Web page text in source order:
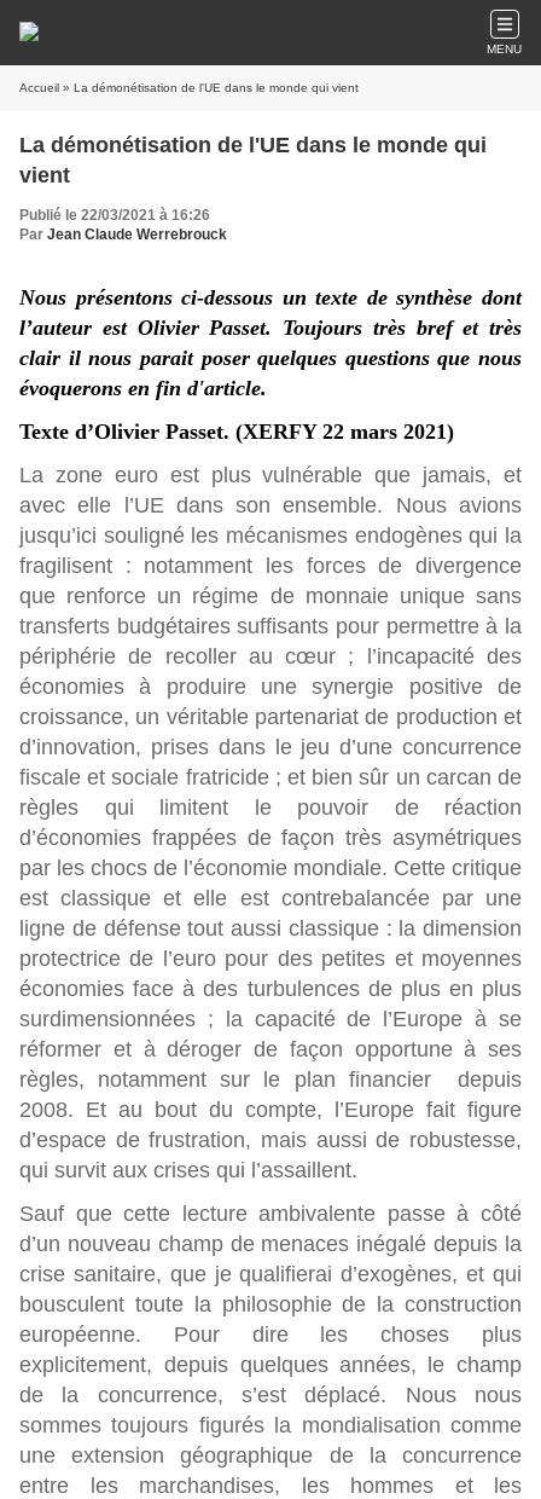
MENU
Accueil » La démonétisation de l'UE dans le monde qui vient
La démonétisation de l'UE dans le monde qui
vient
Publié le 22/03/2021 à 16:26
Par Jean Claude Werrebrouck
Nous présentons ci-dessous un texte de synthèse dont
l’auteur est Olivier Passet. Toujours très bref et très
clair il nous parait poser quelques questions que nous
évoquerons en fin d'article.
Texte d’Olivier Passet. (XERFY 22 mars 2021)
La zone euro est plus vulnérable que jamais, et
avec elle l’UE dans son ensemble. Nous avions
jusqu’ici souligné les mécanismes endogènes qui la
fragilisent : notamment les forces de divergence
que renforce un régime de monnaie unique sans
transferts budgétaires suffisants pour permettre à la
périphérie de recoller au cœur ; l’incapacité des
économies à produire une synergie positive de
croissance, un véritable partenariat de production et
d’innovation, prises dans le jeu d’une concurrence
fiscale et sociale fratricide ; et bien sûr un carcan de
règles qui limitent le pouvoir de réaction
d’économies frappées de façon très asymétriques
par les chocs de l’économie mondiale. Cette critique
est classique et elle est contrebalancée par une
ligne de défense tout aussi classique : la dimension
protectrice de l’euro pour des petites et moyennes
économies face à des turbulences de plus en plus
surdimensionnées ; la capacité de l’Europe à se
réformer et à déroger de façon opportune à ses
règles, notamment sur le plan financier depuis
2008. Et au bout du compte, l’Europe fait figure
d’espace de frustration, mais aussi de robustesse,
qui survit aux crises qui l’assaillent.
Sauf que cette lecture ambivalente passe à côté
d’un nouveau champ de menaces inégalé depuis la
crise sanitaire, que je qualifierai d’exogènes, et qui
bousculent toute la philosophie de la construction
européenne. Pour dire les choses plus
explicitement, depuis quelques années,
le champ
de la concurrence, s’est déplacé. Nous nous
sommes toujours figurés la mondialisation comme
une extension géographique de la concurrence
entre les marchandises, les hommes et les